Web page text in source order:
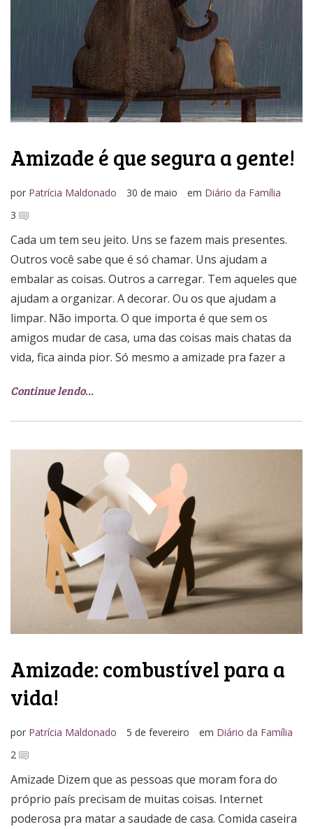
Amizade é que segura a gente!
por Patrícia Maldonado 30 de maio em Diário da Família
3
Cada um tem seu jeito. Uns se fazem mais presentes.
Outros você sabe que é só chamar. Uns ajudam a
embalar as coisas. Outros a carregar. Tem aqueles que
ajudam a organizar. A decorar. Ou os que ajudam a
limpar. Não importa. O que importa é que sem os
amigos mudar de casa, uma das coisas mais chatas da
vida, fica ainda pior. Só mesmo a amizade pra fazer a
Continue lendo…
Amizade: combustível para a
vida!
por Patrícia Maldonado 5 de fevereiro em Diário da Família
2
Amizade Dizem que as pessoas que moram fora do
próprio país precisam de muitas coisas. Internet
poderosa pra matar a saudade de casa. Comida caseira